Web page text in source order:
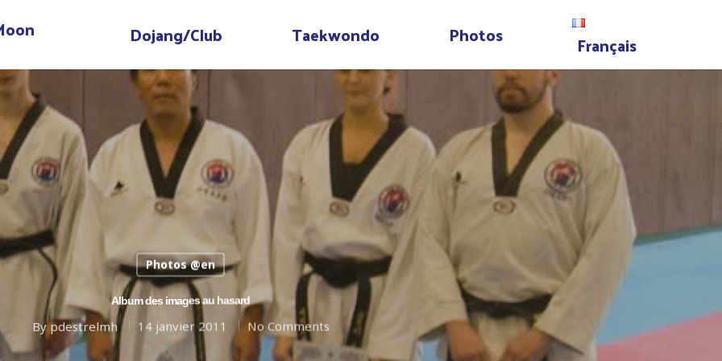
Dojang/Club Taekwondo Photos Français
Photos @en
Album des images au hasard
Bypdestrelmh 14 janvier 2011 No Comments